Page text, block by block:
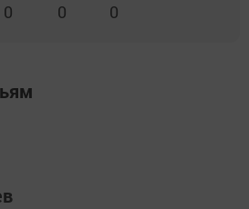
0 0 0